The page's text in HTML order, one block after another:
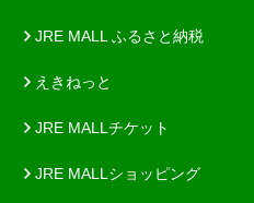
JRE MALL ふるさと納税
えきねっと
JRE MALLチケット
JRE MALLショッピング